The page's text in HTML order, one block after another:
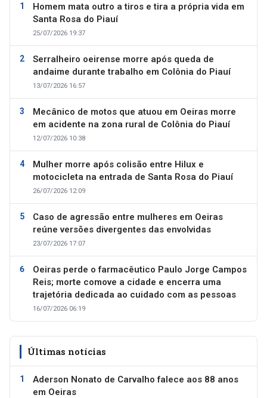
Homem mata outro a tiros e tira a própria vida em
Santa Rosa do Piauí
25/07/2026 19:37
Serralheiro oeirense morre após queda de
andaime durante trabalho em Colônia do Piauí
13/07/2026 16:57
Mecânico de motos que atuou em Oeiras morre
em acidente na zona rural de Colônia do Piauí
12/07/2026 10:38
Mulher morre após colisão entre Hilux e
motocicleta na entrada de Santa Rosa do Piauí
26/07/2026 12:09
Caso de agressão entre mulheres em Oeiras
reúne versões divergentes das envolvidas
23/07/2026 17:07
Oeiras perde o farmacêutico Paulo Jorge Campos
Reis; morte comove a cidade e encerra uma
trajetória dedicada ao cuidado com as pessoas
16/07/2026 06:19
Últimas notícias
Aderson Nonato de Carvalho falece aos 88 anos
em Oeiras